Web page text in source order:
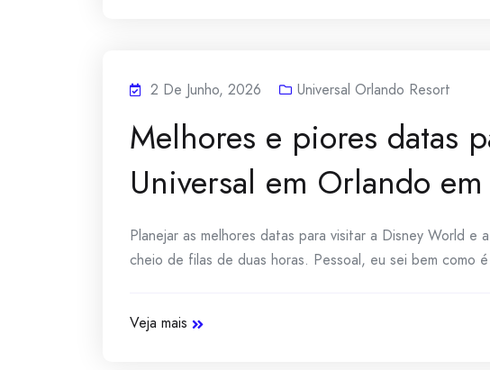
2 De Junho, 2026 Universal Orlando Resort
Melhores e piores datas
Universal em Orlando
Planejar as melhores datas para visitar a Disney World
cheio de filas de duas horas. Pessoal, eu sei bem
Veja mais